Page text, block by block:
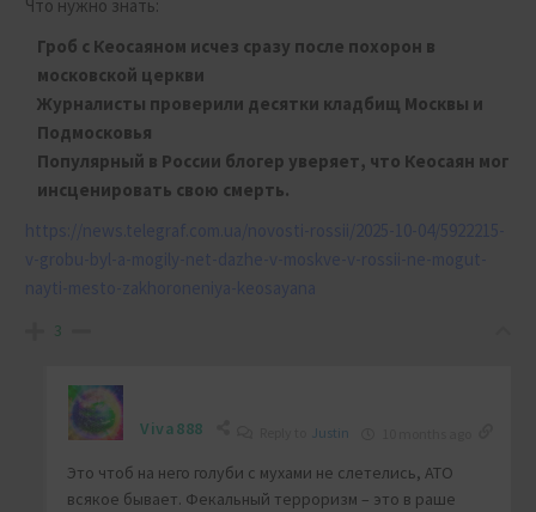
Что нужно знать:
Гроб с Кеосаяном исчез сразу после похорон в
московской церкви
Журналисты проверили десятки кладбищ Москвы и
Подмосковья
Популярный в России блогер уверяет, что Кеосаян мог
инсценировать свою смерть.
https://news.telegraf.com.ua/novosti-rossii/2025-10-04/5922215-
v-grobu-byl-a-mogily-net-dazhe-v-moskve-v-rossii-ne-mogut-
nayti-mesto-zakhoroneniya-keosayana
3
Viva888 Justin
Это чтоб на него голуби с мухами не слетелись, АТО
всякое бывает. Фекальный терроризм – это в раше